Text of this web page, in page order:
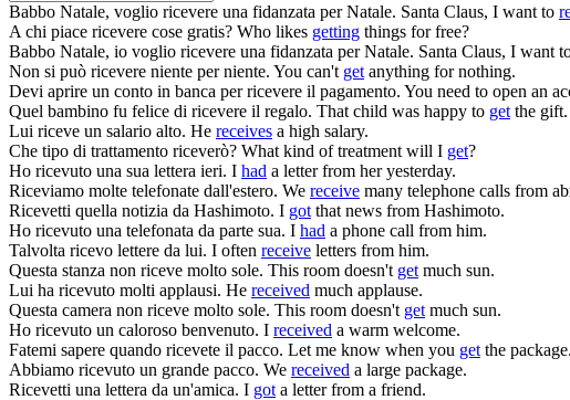
Babbo Natale, voglio ricevere una fidanzata per Natale. Santa Claus, I want to
A chi piace ricevere cose gratis? Who likes getting things for free?
Babbo Natale, io voglio ricevere una fidanzata per Natale. Santa Claus, I want
Non si può ricevere niente per niente. You can't get anything for nothing.
Devi aprire un conto in banca perricevere il pagamento. You need to open an
Quel bambino fu felice di ricevere il regalo. That child was happy to get the gift.
Lui riceve un salario alto. He receives a high salary.
Che tipo di trattamento riceverò? What kind of treatment will I get?
Ho ricevuto una sua lettera ieri. I had a letter from her yesterday.
Riceviamo molte telefonate dall'estero. We receive many telephone calls from
Ricevetti quella notizia da Hashimoto. I got that news from Hashimoto.
Ho ricevuto una telefonata da parte sua. I had a phone call from him.
Talvolta ricevo lettere da lui. I often receive letters from him.
Questa stanza non riceve molto sole. This room doesn't get much sun.
Lui ha ricevuto molti applausi. He received much applause.
Questa camera non riceve molto sole. This room doesn't get much sun.
Ho ricevuto un caloroso benvenuto. I received a warm welcome.
Fatemi sapere quando ricevete il pacco. Let me know when you get the package.
Abbiamo ricevuto un grande pacco. We received a large package.
Ricevetti una lettera da un'amica. I got a letter from a friend.